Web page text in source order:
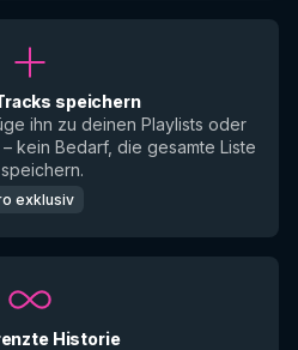
speichern
ihn zu deinen Playlists oder
kein Bedarf, die gesamte Liste
exklusiv
Historie